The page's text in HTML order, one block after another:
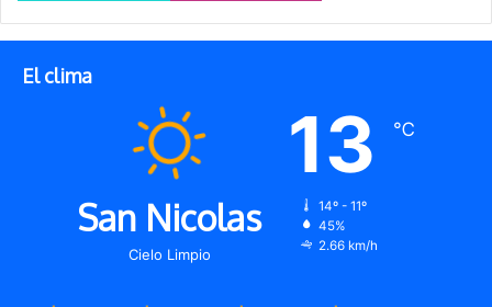
El clima
San Nicolas
Cielo Limpio
13 ℃
14º - 11º
45%
2.66 km/h